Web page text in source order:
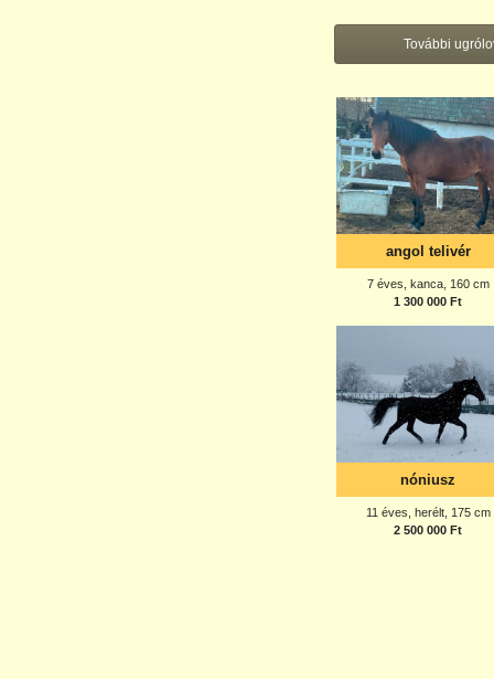
További
angol telivér
7 éves, kanca, 160 cm
1 300 000 Ft
nóniusz
11 éves, herélt, 175 cm
2 500 000 Ft